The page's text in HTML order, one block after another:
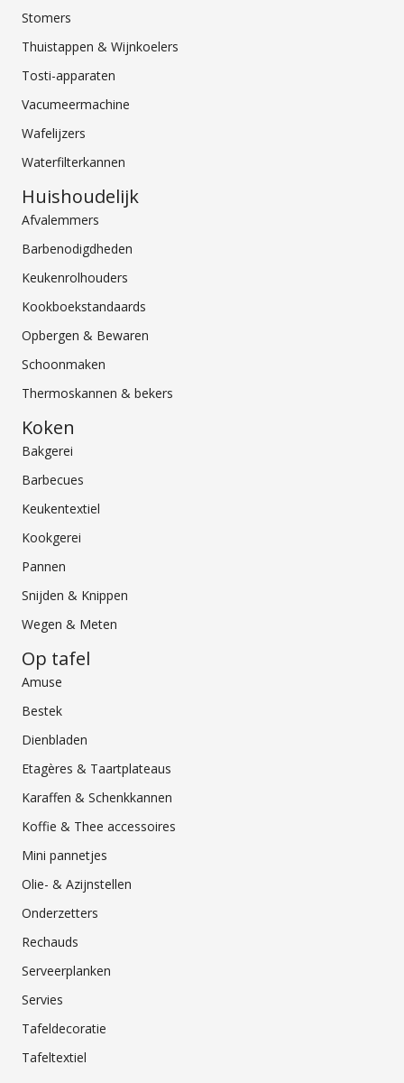
Stomers
Thuistappen & Wijnkoelers
Tosti-apparaten
Vacumeermachine
Wafelijzers
Waterfilterkannen
Huishoudelijk
Afvalemmers
Barbenodigdheden
Keukenrolhouders
Kookboekstandaards
Opbergen & Bewaren
Schoonmaken
Thermoskannen & bekers
Koken
Bakgerei
Barbecues
Keukentextiel
Kookgerei
Pannen
Snijden & Knippen
Wegen & Meten
Op tafel
Amuse
Bestek
Dienbladen
Etagères & Taartplateaus
Karaffen & Schenkkannen
Koffie & Thee accessoires
Mini pannetjes
Olie- & Azijnstellen
Onderzetters
Rechauds
Serveerplanken
Servies
Tafeldecoratie
Tafeltextiel